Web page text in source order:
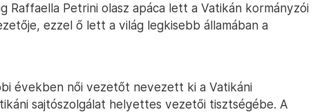
Raffaella Petrini olasz apáca lett a Vatikán kormányzói
ezzel ő lett a világ legkisebb államában a
években női vezetőt nevezett ki a Vatikáni
sajtószolgálat helyettes vezetői tisztségébe. A